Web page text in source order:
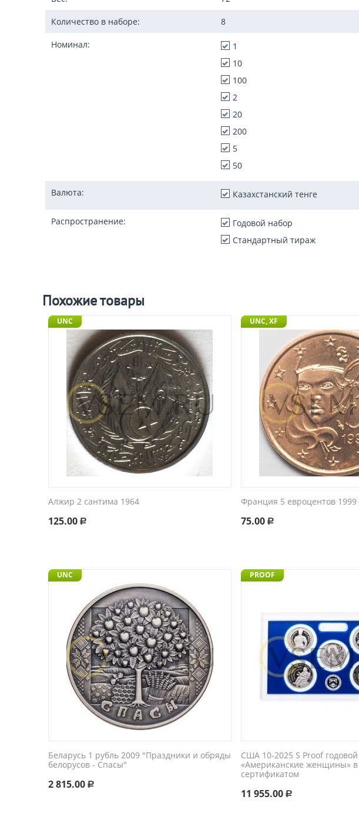
Количество в наборе: 8
Номинал:
1
10
100
2
20
200
5
50
Валюта: Казахстанский тенге
Распространение:
Годовой набор
Стандартный тираж
Похожие товары
UNC
Алжир 2 сантима 1964
125.00 Р
UNC, XF
Франция 5 евроцентов 1999
75.00 Р
UNC
Беларусь 1 рубль 2009 "Праздники и обряды
белорусов - Спасы"
2 815.00 Р
PROOF
США 10-2025 S Proof
«Американские женщины» в
сертификатом
11 955.00 Р